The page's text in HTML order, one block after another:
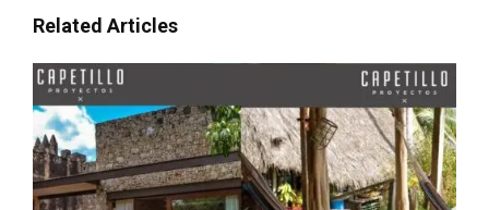
Related Articles